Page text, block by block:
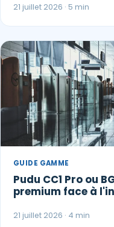
21 juillet 2026 · 5 min
GUIDE GAMME
Pudu CC1 Pro ou
premium face à
21 juillet 2026 · 4 min